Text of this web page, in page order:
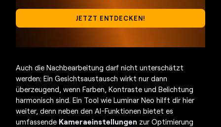
JETZT ENTDECKEN!
Auch die Nachbearbeitung darf nicht unterschätzt
werden: Ein Gesichtsaustausch wirkt nur dann
überzeugend, wenn Farben, Kontraste und Belichtung
harmonisch sind. Ein Tool wie Luminar Neo hilft dir hier
weiter, denn neben den AI-Funktionen bietet es
umfassende Kameraeinstellungen zur Optimierung